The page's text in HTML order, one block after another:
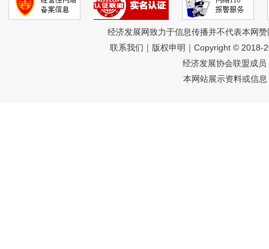
经济发展网致力于信息传播并不代表本网
联系我们 ｜ 版权申明 ｜Copyright © 2018-
经济发展协会联盟成
本网站展示资料或信